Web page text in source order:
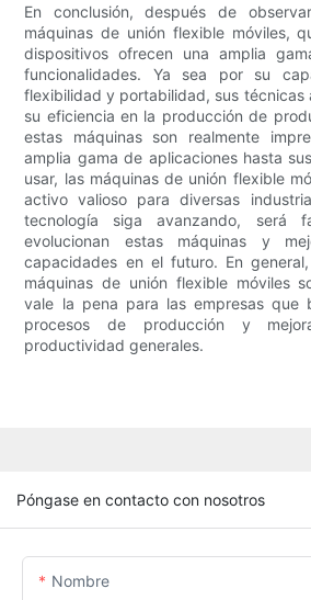
En conclusión, después de
máquinas de unión flexible móviles,
dispositivos ofrecen una amplia
funcionalidades. Ya sea por su
flexibilidad y portabilidad, sus técnicas
su eficiencia en la producción de
estas máquinas son realmente
amplia gama de aplicaciones hasta
usar, las máquinas de unión flexible
activo valioso para diversas
tecnología siga avanzando, será
evolucionan estas máquinas y
capacidades en el futuro. En
máquinas de unión flexible móviles
vale la pena para las empresas que
procesos de producción y
productividad generales.
Póngase en contacto con nosotros
Nombre